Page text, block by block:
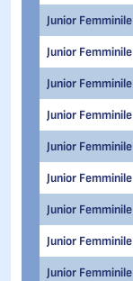
Junior Femminile
Junior Femminile
Junior Femminile
Junior Femminile
Junior Femminile
Junior Femminile
Junior Femminile
Junior Femminile
Junior Femminile